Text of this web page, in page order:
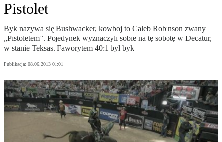
Pistolet
Byk nazywa się Bushwacker, kowboj to Caleb Robinson zwany
„Pistoletem”. Pojedynek wyznaczyli sobie na tę sobotę w Decatur,
w stanie Teksas. Faworytem 40:1 był byk
Publikacja: 08.06.2013 01:01